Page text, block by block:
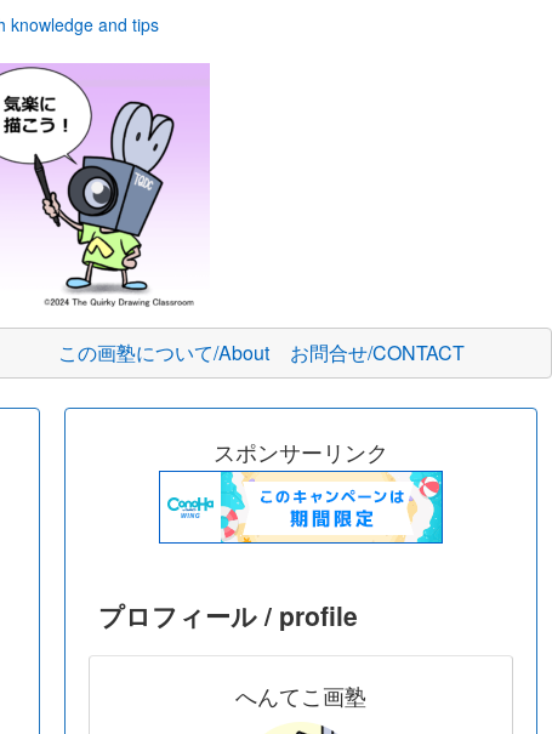
knowledge and tips
この画塾について/About お問合せ/CONTACT
スポンサーリンク
プロフィール / profile
へんてこ画塾